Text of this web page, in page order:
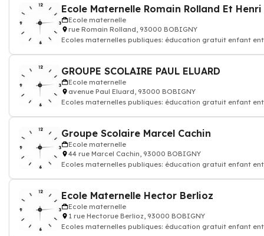
Ecole Maternelle Romain Rolland Et
Ecole maternelle
rue Romain Rolland, 93000 BOBIGNY
Ecoles maternelles publiques: éducation gratuit enfant
GROUPE SCOLAIRE PAUL ELUARD
Ecole maternelle
avenue Paul Eluard, 93000 BOBIGNY
Ecoles maternelles publiques: éducation gratuit enfant
Groupe Scolaire Marcel Cachin
Ecole maternelle
44 rue Marcel Cachin, 93000 BOBIGNY
Ecoles maternelles publiques: éducation gratuit enfant
Ecole Maternelle Hector Berlioz
Ecole maternelle
1 rue Hectorue Berlioz, 93000 BOBIGNY
Ecoles maternelles publiques: éducation gratuit enfant